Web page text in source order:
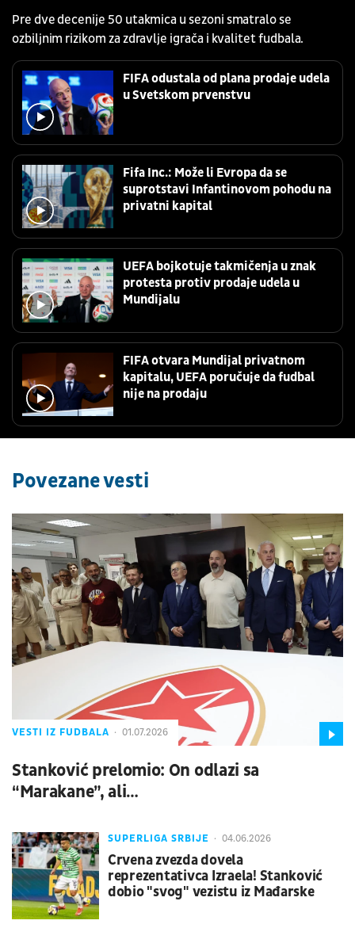
Pre dve decenije 50 utakmica u sezoni smatralo se
ozbiljnim rizikom za zdravlje igrača i kvalitet fudbala.
FIFA odustala od plana prodaje udela
u Svetskom prvenstvu
Fifa Inc.: Može li Evropa da se
suprotstavi Infantinovom pohodu na
privatni kapital
UEFA bojkotuje takmičenja u znak
protesta protiv prodaje udela u
Mundijalu
FIFA otvara Mundijal privatnom
kapitalu, UEFA poručuje da fudbal
nije na prodaju
Povezane vesti
VESTI IZ FUDBALA 01.07.2026
Stanković prelomio: On odlazi sa
“Marakane”, ali…
SUPERLIGA SRBIJE 04.06.2026
Crvena zvezda dovela
reprezentativca Izraela! Stanković
dobio "svog" vezistu iz Mađarske